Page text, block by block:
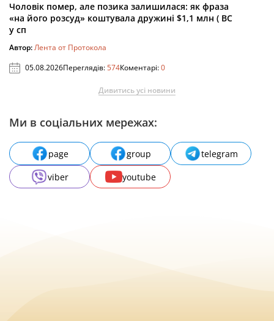
Чоловік помер, але позика залишилася: як фраза
«на його розсуд» коштувала дружині $1,1 млн ( ВС
у сп
Автор:Лента от Протокола
05.08.2026Переглядів:574Коментарі:0
Дивитись усі новини
Ми в соціальних мережах:
page group
telegram
viber
youtube